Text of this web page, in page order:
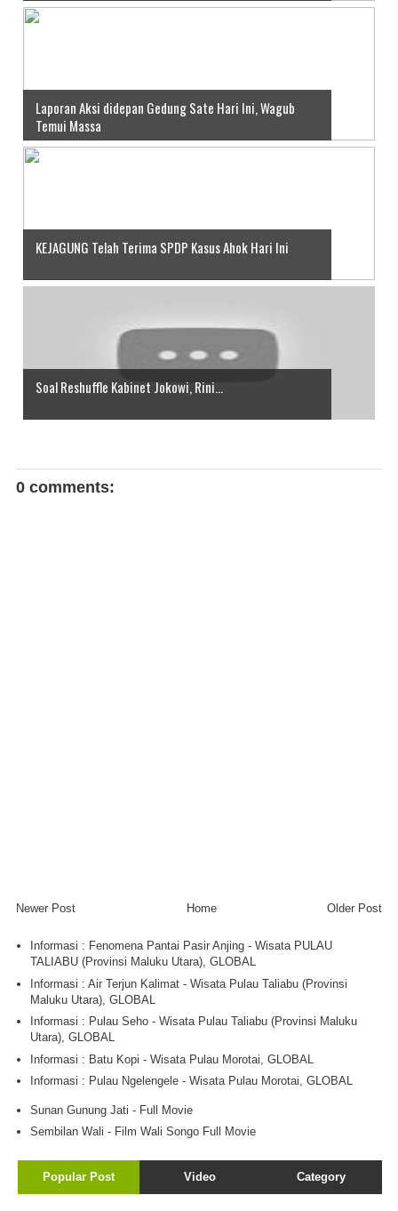
Laporan Aksi didepan Gedung Sate Hari Ini, Wagub
Temui Massa
KEJAGUNG Telah Terima SPDP Kasus Ahok Hari Ini
Soal Reshuffle Kabinet Jokowi, Rini...
0 comments:
Newer Post Older Post
Home
Informasi : Fenomena Pantai Pasir Anjing - Wisata PULAU
TALIABU (Provinsi Maluku Utara), GLOBAL
Informasi : Air Terjun Kalimat - Wisata Pulau Taliabu (Provinsi
Maluku Utara), GLOBAL
Informasi : Pulau Seho - Wisata Pulau Taliabu (Provinsi Maluku
Utara), GLOBAL
Informasi : Batu Kopi - Wisata Pulau Morotai, GLOBAL
Informasi : Pulau Ngelengele - Wisata Pulau Morotai, GLOBAL
Sunan Gunung Jati - Full Movie
Sembilan Wali - Film Wali Songo Full Movie
Popular Post Video Category